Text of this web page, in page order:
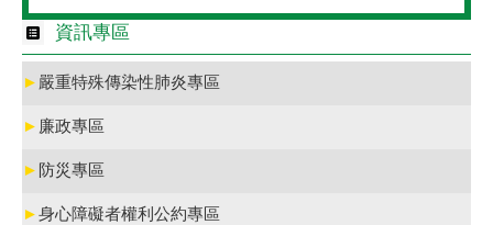
資訊專區
► 嚴重特殊傳染性肺炎專區
► 廉政專區
► 防災專區
►身心障礙者權利公約專區